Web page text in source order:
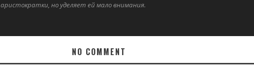
аристократки, но уделяет ей мало внимания.
NO COMMENT